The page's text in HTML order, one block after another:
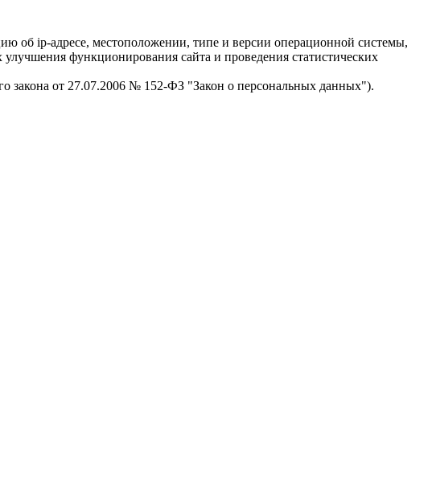
об ip-адресе, местоположении, типе и версии операционной системы,
улучшения функционирования сайта и проведения статистических
закона от 27.07.2006 № 152-ФЗ "Закон о персональных данных").